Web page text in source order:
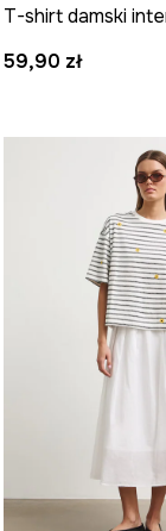
T-shirt damski
59,90 zł